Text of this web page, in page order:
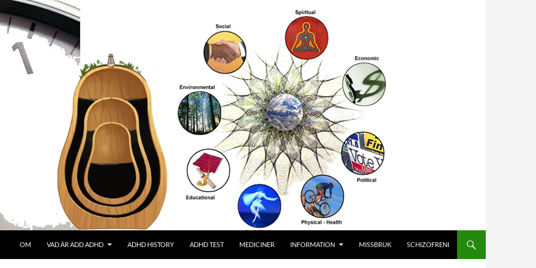
OM VAD ÄR ADD ADHD ADHD HISTORY ADHD TEST MEDICINER INFORMATION MISSBRUK SCHIZOFRENI